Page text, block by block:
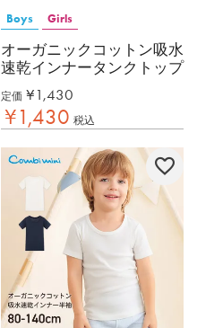
Boys Girls
オーガニックコットン吸水
速乾インナータンクトップ
定価 ¥ 1,430
¥1,430 税込